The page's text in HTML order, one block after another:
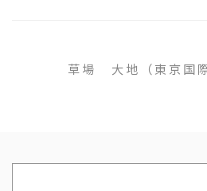
草場 大地（東京国際